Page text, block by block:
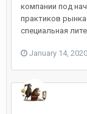
компании под
практиков
специальная
January 14, 2020